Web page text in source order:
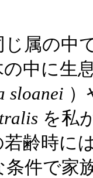
属の中
の中に生
sloanei
を私
齢時に
件で家